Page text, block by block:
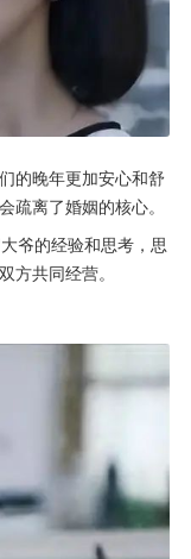
的晚年更加安心和舒
离了婚姻的核心。
爷的经验和思考，思
共同经营。